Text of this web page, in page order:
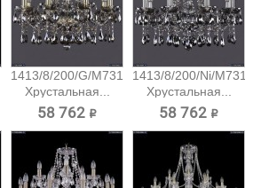
1413/8/200/G/M731
Хрустальная...
58 762 ₽
1413/8/200/Ni/M731
Хрустальная...
58 762 ₽